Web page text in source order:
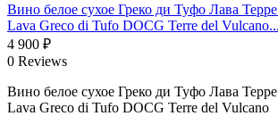
Вино белое сухое Греко ди Туфо Лава
Lava Greco di Tufo DOCG Terre del Vulcano...
4 900 ₽
0 Reviews
Вино белое сухое Греко ди Туфо Лава
Lava Greco di Tufo DOCG Terre del Vulcano